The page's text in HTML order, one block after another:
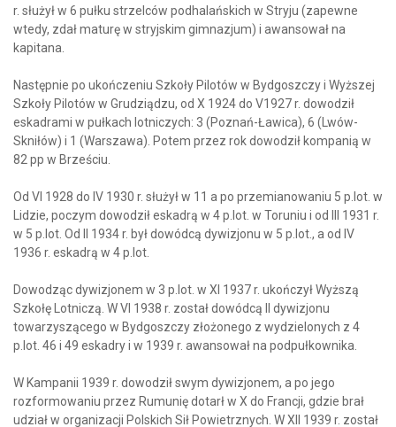
r. służył w 6 pułku strzelców podhalańskich w Stryju (zapewne
wtedy, zdał maturę w stryjskim gimnazjum) i awansował na
kapitana.
Następnie po ukończeniu Szkoły Pilotów w Bydgoszczy i Wyższej
Szkoły Pilotów w Grudziądzu, od X 1924 do V1927 r. dowodził
eskadrami w pułkach lotniczych: 3 (Poznań-Ławica), 6 (Lwów-
Skniłów) i 1 (Warszawa). Potem przez rok dowodził kompanią w
82 pp w Brześciu.
Od VI 1928 do IV 1930 r. służył w 11 a po przemianowaniu 5 p.lot. w
Lidzie, poczym dowodził eskadrą w 4 p.lot. w Toruniu i od III 1931 r.
w 5 p.lot. Od II 1934 r. był dowódcą dywizjonu w 5 p.lot., a od IV
1936 r. eskadrą w 4 p.lot.
Dowodząc dywizjonem w 3 p.lot. w XI 1937 r. ukończył Wyższą
Szkołę Lotniczą. W VI 1938 r. został dowódcą II dywizjonu
towarzyszącego w Bydgoszczy złożonego z wydzielonych z 4
p.lot. 46 i 49 eskadry i w 1939 r. awansował na podpułkownika.
W Kampanii 1939 r. dowodził swym dywizjonem, a po jego
rozformowaniu przez Rumunię dotarł w X do Francji, gdzie brał
udział w organizacji Polskich Sił Powietrznych. W XII 1939 r. został